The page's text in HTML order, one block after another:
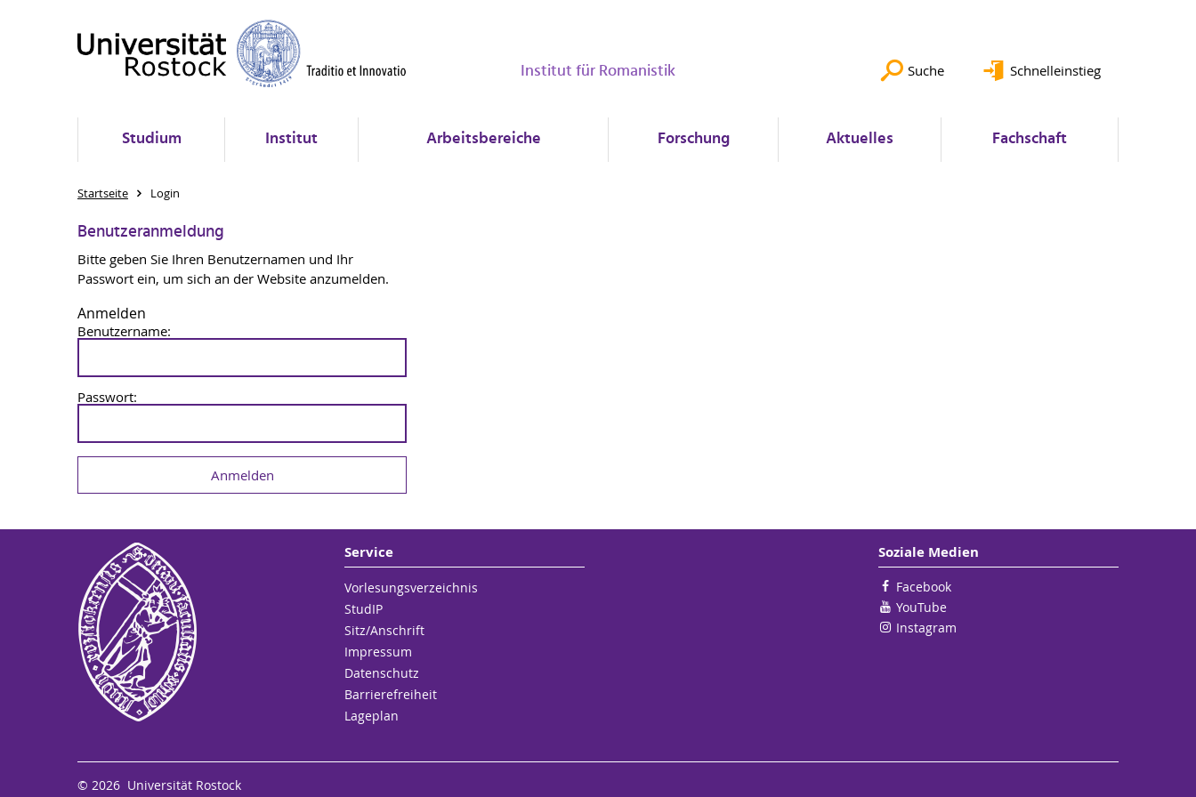
Institut für Romanistik Suche Schnelleinstieg
Studium Institut Arbeitsbereiche Forschung Aktuelles Fachschaft
Startseite Login
Benutzeranmeldung
Bitte geben Sie Ihren Benutzernamen und Ihr
Passwort ein, um sich an der Website anzumelden.
Anmelden
Benutzername:
Passwort:
Service
Vorlesungsverzeichnis
StudIP
Sitz/Anschrift
Impressum
Datenschutz
Barrierefreiheit
Lageplan
Soziale Medien
Facebook
YouTube
Instagram
© 2026 Universität Rostock